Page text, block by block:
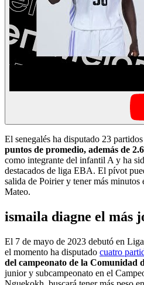
El senegalés ha disputado 23
puntos de promedio, además de
como integrante del infantil A y ha
destacados de liga EBA. El pívot
salida de Poirier y tener más minutos
Mateo.
ismaila diagne el más
El 7 de mayo de 2023 debutó en
el momento ha disputado cuatro
del campeonato de la Comunidad
junior y subcampeonato en el